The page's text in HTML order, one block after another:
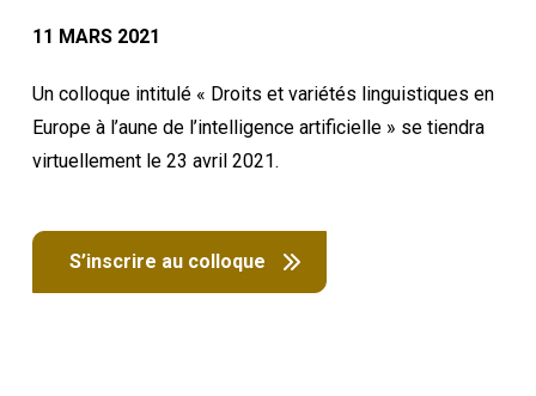
11 MARS 2021
Un colloque intitulé « Droits et variétés linguistiques en
Europe à l’aune de l’intelligence artificielle » se tiendra
virtuellement le 23 avril 2021.
S’inscrire au colloque